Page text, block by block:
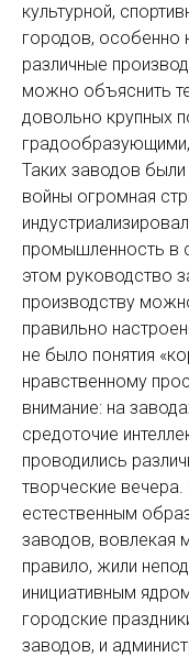
культурной,
городов, особенно
различные
можно объяснить
довольно крупных
Таких заводов
войны огромная
промышленность в
этом руководство
производству
правильно
не было понятия
нравственному
внимание: на
средоточие
проводились
творческие
естественным
заводов, вовлекая
правило, жили
инициативным
городские
заводов, и